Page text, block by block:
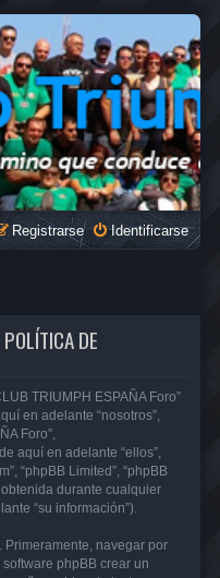
Identificarse
Registrarse
DE
TRIUMPH ESPAÑA Foro”
en adelante “nosotros”,
Foro”,
aquí en adelante “ellos”,
“phpBB Limited”, “phpBB
durante cualquier
“su información”).
navegar por
software phpBB crear un